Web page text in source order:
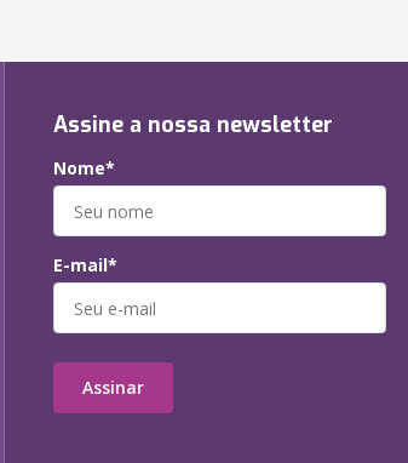
Assine a nossa newsletter
Nome*
E-mail*
Assinar